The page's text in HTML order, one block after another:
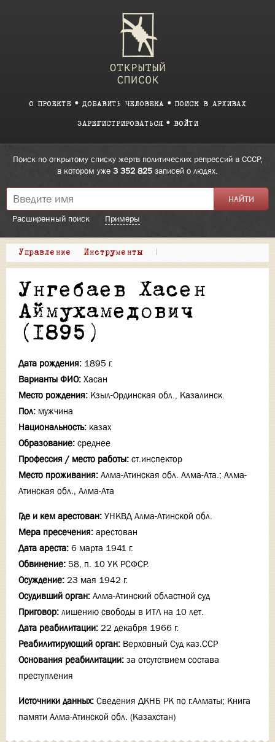
О ПРОЕКТЕ ДОБАВИТЬ ЧЕЛОВЕКА ПОИСК В АРХИВАХ
ЗАРЕГИСТРИРОВАТЬСЯ ВОЙТИ
Поиск по открытому списку жертв политических репрессий в СССР,
в котором уже 3 352 825 записей о людях.
Расширенный поиск Примеры
Управление Инструменты |
Унгебаев Хасен
Аймухамедович
(1895)
Дата рождения: 1895 г.
Варианты ФИО: Хасан
Место рождения: Кзыл-Ординская обл., Казалинск.
Пол: мужчина
Национальность: казах
Образование: среднее
Профессия / место работы: ст.инспектор
Место проживания: Алма-Атинская обл. Алма-Ата.; Алма-
Атинская обл., Алма-Ата
Где и кем арестован: УНКВД Алма-Атинской обл.
Мера пресечения: арестован
Дата ареста: 6 марта 1941 г.
Обвинение: 58, п. 10 УК РСФСР.
Осуждение: 23 мая 1942 г.
Осудивший орган: Алма-Атинский областной суд
Приговор: лишению свободы в ИТЛ на 10 лет.
Дата реабилитации: 22 декабря 1966 г.
Реабилитирующий орган: Верховный Суд каз.ССР
Основания реабилитации: за отсутствием состава
преступления
Источники данных: Сведения ДКНБ РК по г.Алматы; Книга
памяти Алма-Атинской обл. (Казахстан)